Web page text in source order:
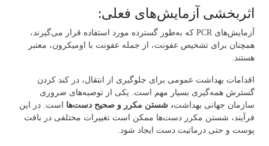
اثربخشی آزمایش‌‌های فعلی:
آزمایش‌‌های PCR که به‌طور گسترده مورد استفاده قرار ‌می‌‌گیرند،
همچنان برای تشخیص عفونت، از جمله عفونت با اومیکرون، معتبر
هستند.
اقدامات بهداشت عمو‌می‌ برای جلوگیری از انتقال، در کند کردن
گسترش همه‌گیری بسیار مهم است. یکی از توصیه‌‌های ضروری
سازمان جهانی بهداشت، شستن مکرر و صحیح دست‌‌ها
است. در این
فرآیند، شستن مکرر دست‌‌ها ممکن است تغییرات مختلفی در بافت
پوست و حتی درماتیت دست ایجاد شود.